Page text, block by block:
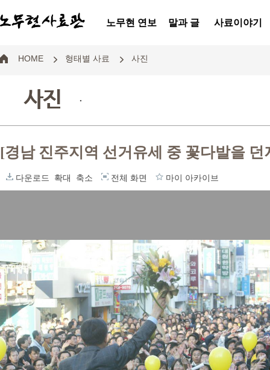
노무현 연보 말과 글 사료이야기
HOME 형태별 사료 사진
사진 .
[경남 진주지역 선거유세 중 꽃다발을
다운로드 확대 축소 전체 화면 마이 아카이브